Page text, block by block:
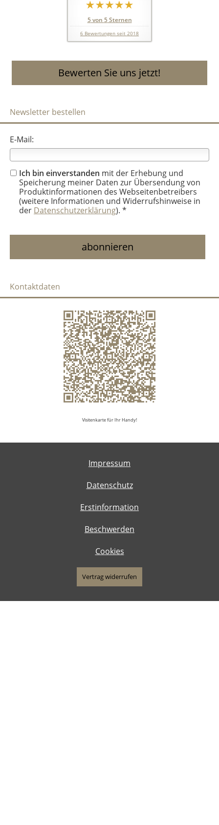
5von 5Sternen
6 Bewertungen seit 2018
Bewerten Sie uns jetzt!
Newsletter bestellen
E-Mail:
Ich bin einverstanden mit der Erhebung und
Speicherung meiner Daten zur Übersendung von
Produktinformationen des Webseitenbetreibers
(weitere Informationen und Widerrufshinweise in
der Datenschutzerklärung). *
Kontaktdaten
Visitenkarte für Ihr Handy!
Impressum
Datenschutz
Erstinformation
Beschwerden
Cookies
Vertrag widerrufen